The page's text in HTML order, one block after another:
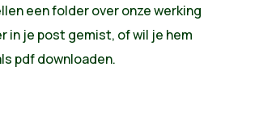
een folder over onze werking
in je post gemist, of wil je hem
pdf downloaden.